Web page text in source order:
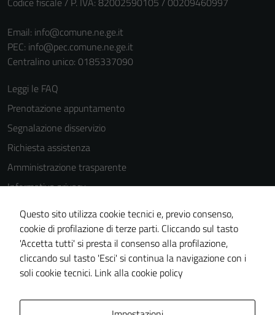
Email: info@comune.ne.ge.it
PEC: info@pec.comune.ne.ge.it
Centralino unico: 0185337090
Leggi le FAQ
Prenotazione appuntamento
Segnalazione disservizio
Richiesta assistenza
Amministrazione trasparente
Informativa privacy
Cookie Policy
Note legali
Dichiarazione di accessibilità
Piano di miglioramento del sito
Questo sito utilizza cookie tecnici e, previo consenso,
cookie di profilazione di terze parti. Cliccando sul tasto
'Accetta tutti' si presta il consenso alla profilazione,
cliccando sul tasto 'Esci' si continua la navigazione con i
soli cookie tecnici. Link alla cookie policy